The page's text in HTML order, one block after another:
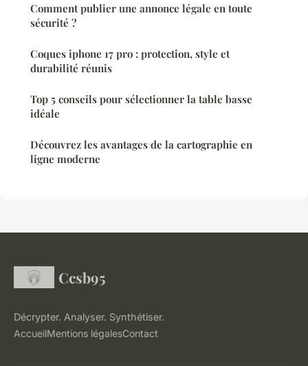
Comment publier une annonce légale en toute
sécurité ?
Coques iphone 17 pro : protection, style et
durabilité réunis
Top 5 conseils pour sélectionner la table basse
idéale
Découvrez les avantages de la cartographie en
ligne moderne
Ccsb95
Décrypter. Analyser. Synthétiser.
AccueilMentions légalesContact